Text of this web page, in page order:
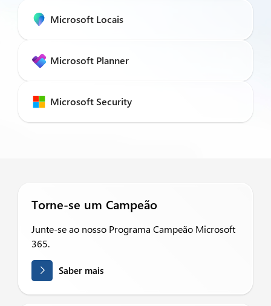
Microsoft Locais
Microsoft Planner
Microsoft Security
Torne-se um Campeão
Junte-se ao nosso Programa Campeão Microsoft
365.
Saber mais